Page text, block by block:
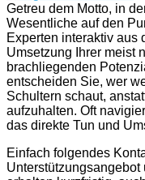
Getreu dem Motto, in
Wesentliche auf den
Experten interaktiv aus
Umsetzung Ihrer meist
brachliegenden
entscheiden Sie, wer
Schultern schaut,
aufzuhalten. Oft
das direkte Tun und
Einfach folgendes